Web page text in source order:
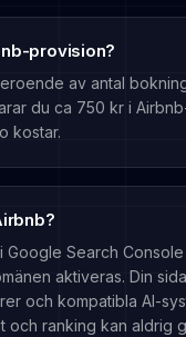
provision?
av antal
du ca 750 kr i
kostar.
Google Search
aktiveras. Din
och kompatibla AI-
och ranking kan aldrig